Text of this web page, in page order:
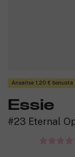
Ansaitse 1,20 € bonusta
Essie
#23 Eternal